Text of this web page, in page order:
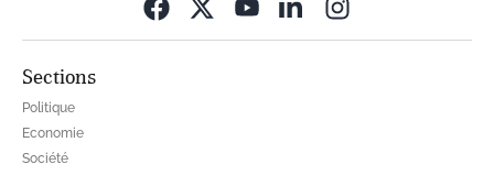
Sections
Politique
Economie
Société